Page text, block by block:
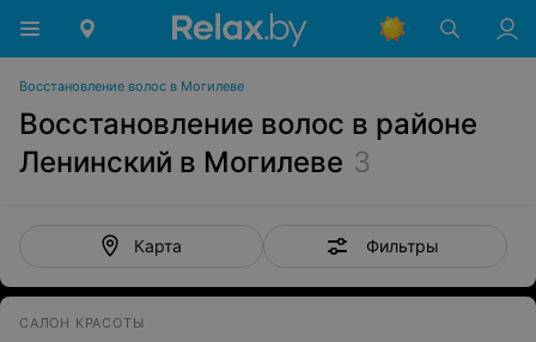
Восстановление волос в Могилеве
Восстановление волос в районе
Ленинский в Могилеве 3
Карта Фильтры
САЛОН КРАСОТЫ